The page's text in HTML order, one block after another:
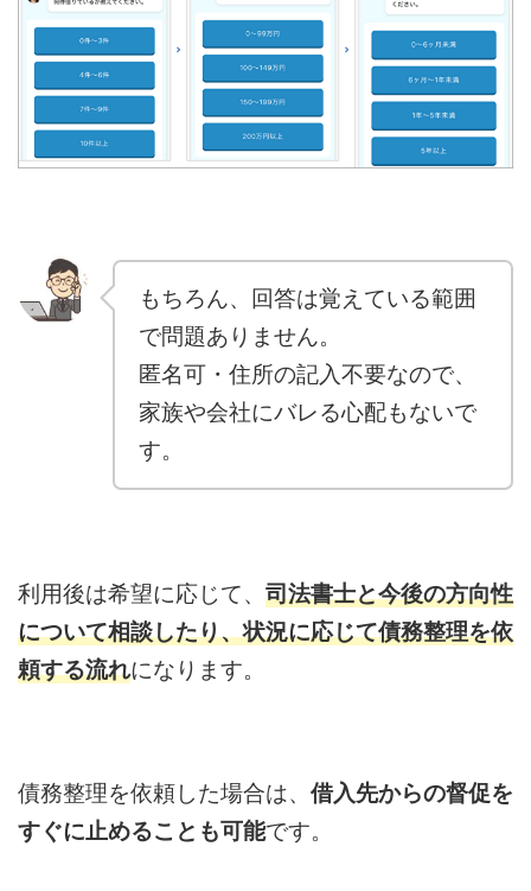
もちろん、回答は覚えている範囲
で問題ありません。
匿名可・住所の記入不要なので、
家族や会社にバレる心配もないで
す。
利用後は希望に応じて、 司法書士と今後の方向性
について相談したり、状況に応じて債務整理を依
頼する流れになります。
債務整理を依頼した場合は、 借入先からの督促を
すぐに止めることも可能です。